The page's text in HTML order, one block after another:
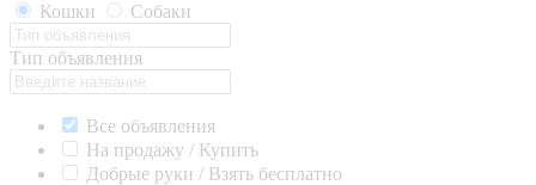
Кошки
Собаки
Тип объявления
Все объявления
На продажу / Купить
Добрые руки / Взять бесплатно